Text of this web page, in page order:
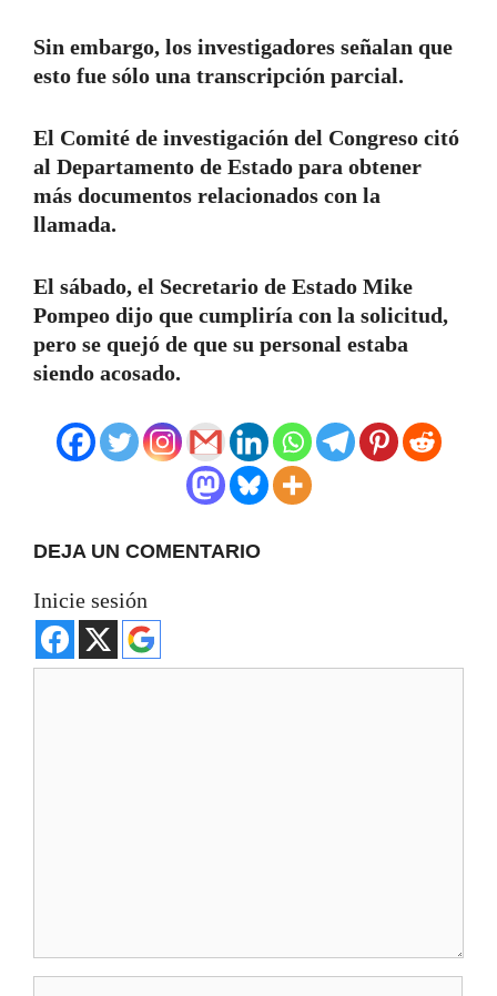
Sin embargo, los investigadores señalan que
esto fue sólo una transcripción parcial.
El Comité de investigación del Congreso citó
al Departamento de Estado para obtener
más documentos relacionados con la
llamada.
El sábado, el Secretario de Estado Mike
Pompeo dijo que cumpliría con la solicitud,
pero se quejó de que su personal estaba
siendo acosado.
DEJA UN COMENTARIO
Inicie sesión